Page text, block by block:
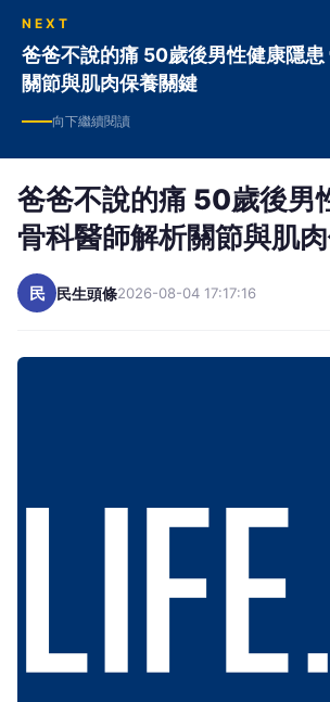
NEXT
爸爸不說的痛 50歲後男性健康隱患
關節與肌肉保養關鍵
向下繼續閱讀
爸爸不說的痛 50歲後男
骨科醫師解析關節與肌
民 民生頭條2026-08-04 17:17:16